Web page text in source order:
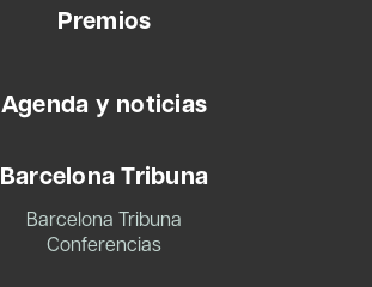
Premios
Agenda y noticias
Barcelona Tribuna
Barcelona Tribuna
Conferencias